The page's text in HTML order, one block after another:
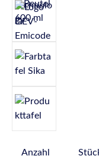
Anzahl